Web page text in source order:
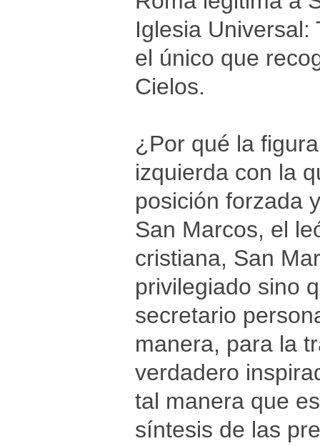
Iglesia
el único que
Cielos.
¿Por qué la
izquierda con la
posición forzada
San Marcos, el
cristiana, San
privilegiado sino
secretario
manera, para la
verdadero
tal manera que
síntesis de las